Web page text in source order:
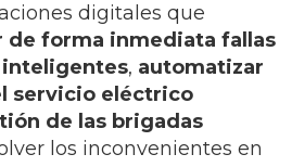
digitales que
de forma inmediata fallas
inteligentes, automatizar
servicio eléctrico
de las brigadas
los inconvenientes en